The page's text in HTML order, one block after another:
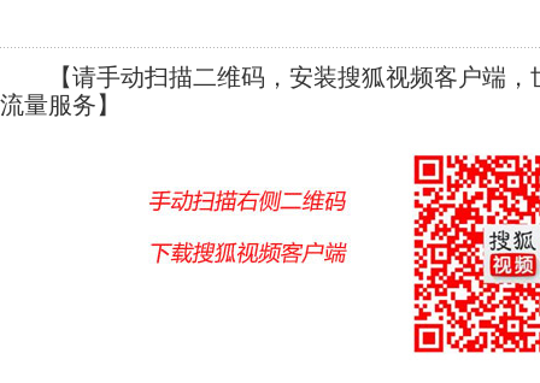
【请手动扫描二维码，安装搜狐视频客户端，
流量服务】